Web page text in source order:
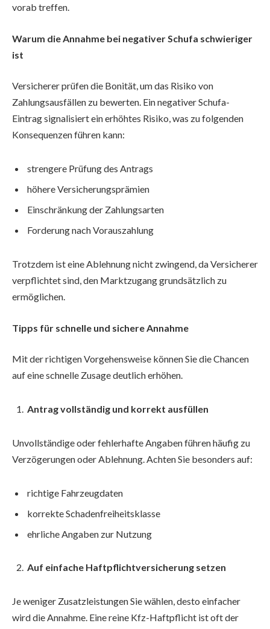
vorab treffen.
Warum die Annahme bei negativer Schufa schwieriger
ist
Versicherer prüfen die Bonität, um das Risiko von
Zahlungsausfällen zu bewerten. Ein negativer Schufa-
Eintrag signalisiert ein erhöhtes Risiko, was zu folgenden
Konsequenzen führen kann:
strengere Prüfung des Antrags
höhere Versicherungsprämien
Einschränkung der Zahlungsarten
Forderung nach Vorauszahlung
Trotzdem ist eine Ablehnung nicht zwingend, da Versicherer
verpflichtet sind, den Marktzugang grundsätzlich zu
ermöglichen.
Tipps für schnelle und sichere Annahme
Mit der richtigen Vorgehensweise können Sie die Chancen
auf eine schnelle Zusage deutlich erhöhen.
Antrag vollständig und korrekt ausfüllen
Unvollständige oder fehlerhafte Angaben führen häufig zu
Verzögerungen oder Ablehnung. Achten Sie besonders auf:
richtige Fahrzeugdaten
korrekte Schadenfreiheitsklasse
ehrliche Angaben zur Nutzung
Auf einfache Haftpflichtversicherung setzen
Je weniger Zusatzleistungen Sie wählen, desto einfacher
wird die Annahme. Eine reine Kfz-Haftpflicht ist oft der